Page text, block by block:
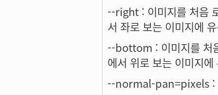
--right : 이미지를 처음
서 좌로 보는 이미지에
--bottom : 이미지를 처
에서 위로 보는 이미지에
--normal-pan=pixels :